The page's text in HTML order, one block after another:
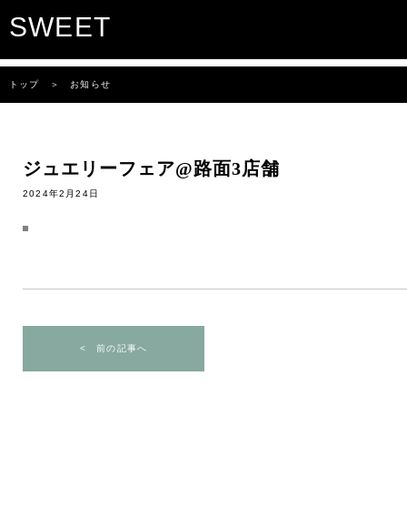
SWEET
トップ ＞ お知らせ
ジュエリーフェア@路面3店舗
2024年2月24日
< 前の記事へ